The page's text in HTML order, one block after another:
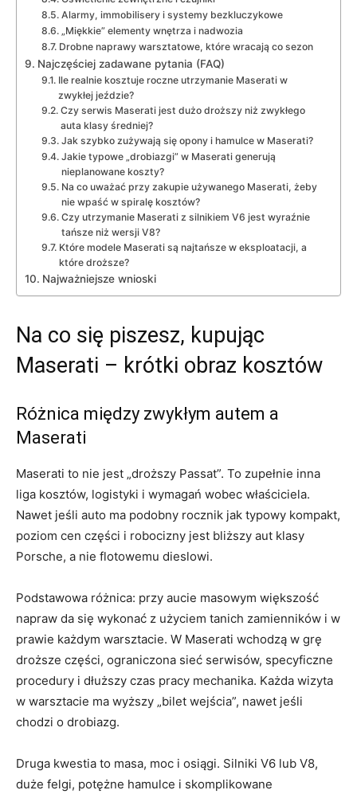
Alarmy, immobilisery i systemy bezkluczykowe
„Miękkie” elementy wnętrza i nadwozia
Drobne naprawy warsztatowe, które wracają co sezon
Najczęściej zadawane pytania (FAQ)
Ile realnie kosztuje roczne utrzymanie Maserati w
zwykłej jeździe?
Czy serwis Maserati jest dużo droższy niż zwykłego
auta klasy średniej?
Jak szybko zużywają się opony i hamulce w Maserati?
Jakie typowe „drobiazgi” w Maserati generują
nieplanowane koszty?
Na co uważać przy zakupie używanego Maserati, żeby
nie wpaść w spiralę kosztów?
Czy utrzymanie Maserati z silnikiem V6 jest wyraźnie
tańsze niż wersji V8?
Które modele Maserati są najtańsze w eksploatacji, a
które droższe?
Najważniejsze wnioski
Na co się piszesz, kupując
Maserati – krótki obraz kosztów
Różnica między zwykłym autem a
Maserati
Maserati to nie jest „droższy Passat”. To zupełnie inna
liga kosztów, logistyki i wymagań wobec właściciela.
Nawet jeśli auto ma podobny rocznik jak typowy kompakt,
poziom cen części i robocizny jest bliższy aut klasy
Porsche, a nie flotowemu dieslowi.
Podstawowa różnica: przy aucie masowym większość
napraw da się wykonać z użyciem tanich zamienników i w
prawie każdym warsztacie. W Maserati wchodzą w grę
droższe części, ograniczona sieć serwisów, specyficzne
procedury i dłuższy czas pracy mechanika. Każda wizyta
w warsztacie ma wyższy „bilet wejścia”, nawet jeśli
chodzi o drobiazg.
Druga kwestia to masa, moc i osiągi. Silniki V6 lub V8,
duże felgi, potężne hamulce i skomplikowane